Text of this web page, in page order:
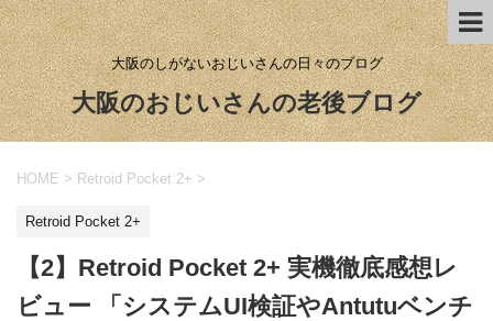
大阪のしがないおじいさんの日々のブログ
大阪のおじいさんの老後ブログ
HOME > Retroid Pocket 2+ >
Retroid Pocket 2+
【2】Retroid Pocket 2+ 実機徹底感想レ
ビュー 「システムUI検証やAntutuベンチ